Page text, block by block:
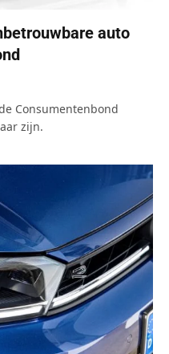
auto
Consumentenbond
zijn.